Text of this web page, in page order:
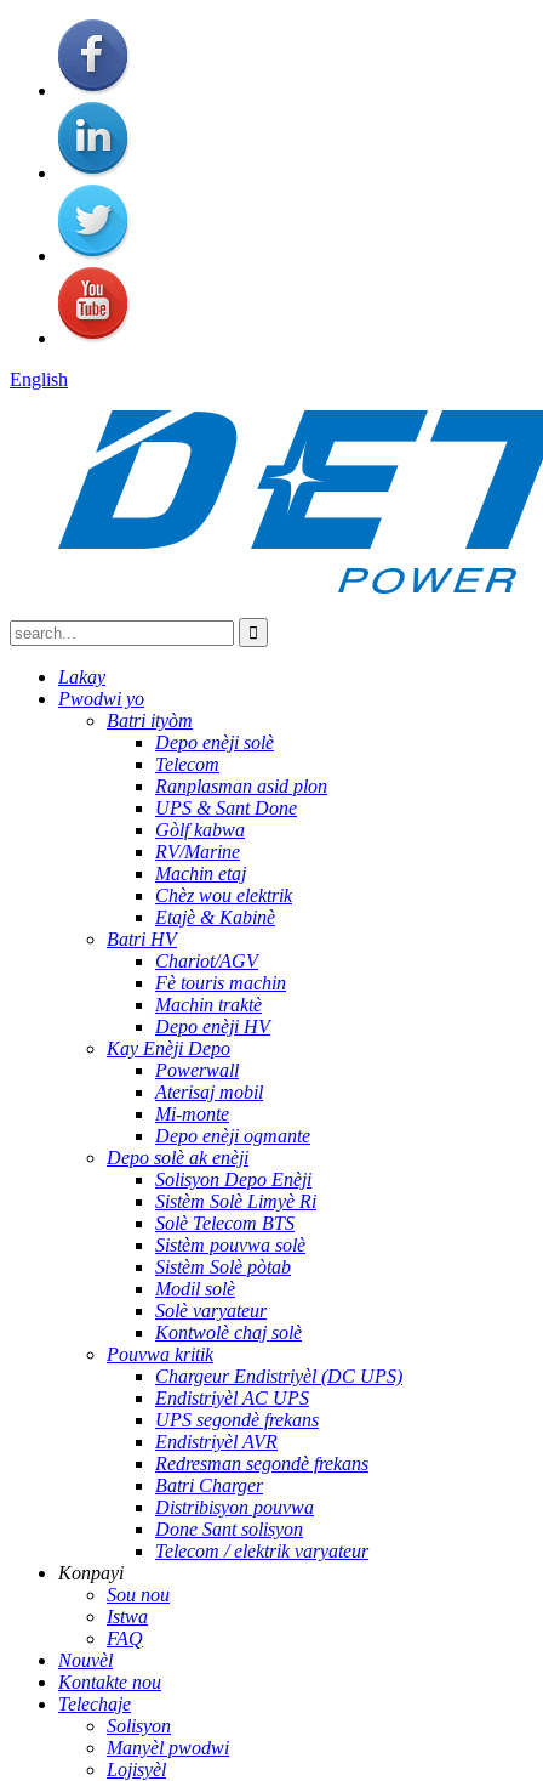
English
Lakay
Pwodwi yo
Batri ityòm
Depo enèji solè
Telecom
Ranplasman asid plon
UPS & Sant Done
Gòlf kabwa
RV/Marine
Machin etaj
Chèz wou elektrik
Etajè & Kabinè
Batri HV
Chariot/AGV
Fè touris machin
Machin traktè
Depo enèji HV
Kay Enèji Depo
Powerwall
Aterisaj mobil
Mi-monte
Depo enèji ogmante
Depo solè ak enèji
Solisyon Depo Enèji
Sistèm Solè Limyè Ri
Solè Telecom BTS
Sistèm pouvwa solè
Sistèm Solè pòtab
Modil solè
Solè varyateur
Kontwolè chaj solè
Pouvwa kritik
Chargeur Endistriyèl (DC UPS)
Endistriyèl AC UPS
UPS segondè frekans
Endistriyèl AVR
Redresman segondè frekans
Batri Charger
Distribisyon pouvwa
Done Sant solisyon
Telecom / elektrik varyateur
Konpayi
Sou nou
Istwa
FAQ
Nouvèl
Kontakte nou
Telechaje
Solisyon
Manyèl pwodwi
Lojisyèl